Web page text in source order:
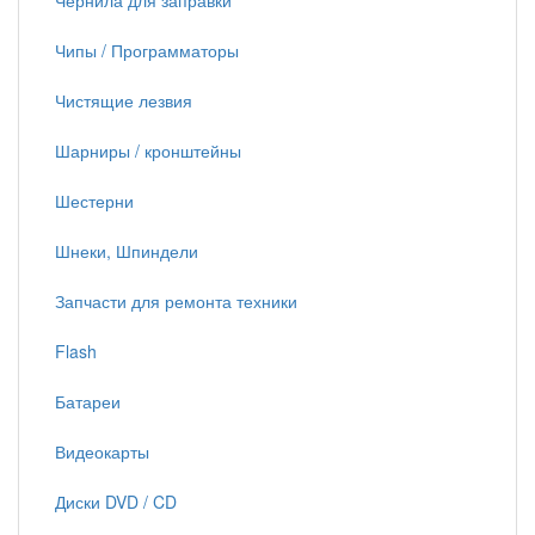
Чипы / Программаторы
Чистящие лезвия
Шарниры / кронштейны
Шестерни
Шнеки, Шпиндели
Запчасти для ремонта техники
Flash
Батареи
Видеокарты
Диски DVD / CD